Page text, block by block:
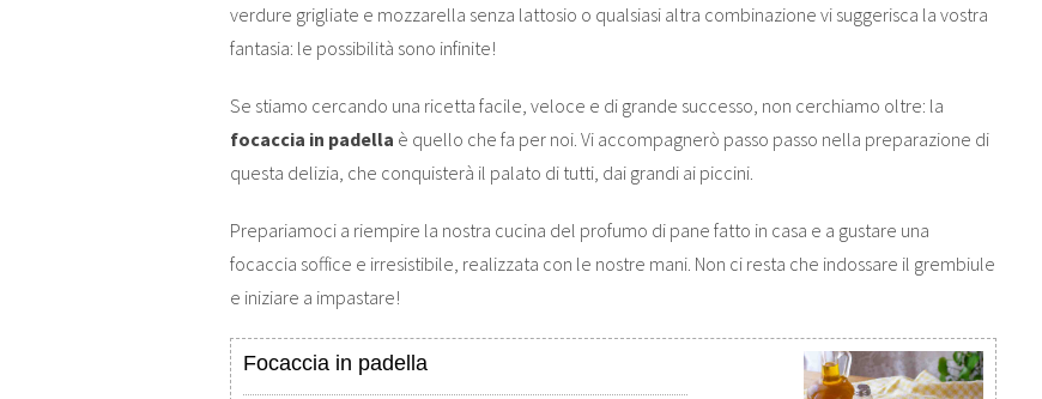
verdure grigliate e mozzarella senza lattosio o qualsiasi altra combinazione vi suggerisca la vostra
fantasia: le possibilità sono infinite!
Se stiamo cercando una ricetta facile, veloce e di grande successo, non cerchiamo oltre: la
focaccia in padella è quello che fa per noi. Vi accompagnerò passo passo nella preparazione di
questa delizia, che conquisterà il palato di tutti, dai grandi ai piccini.
Prepariamoci a riempire la nostra cucina del profumo di pane fatto in casa e a gustare una
focaccia soffice e irresistibile, realizzata con le nostre mani. Non ci resta che indossare il grembiule
e iniziare a impastare!
Focaccia in padella